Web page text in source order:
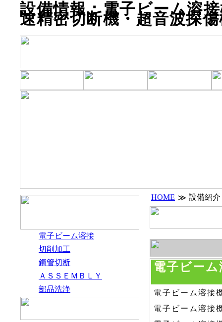
設備情報：電子ビーム溶
速精密切断機・超音波探
電子ビーム溶接
切削加工
鋼管切断
ＡＳＳＥＭＢＬＹ
部品洗浄
HOME ≫ 設備紹介
電子ビー
電子ビーム溶接
電子ビーム溶接